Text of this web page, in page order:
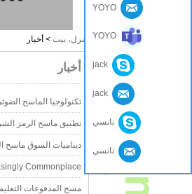
منزل، بيت > أخبار
أخبار
تكنولوجيا الماسح
تطبيق ماسح الرمز
ديناميات السوق ماسح
Commonplace
مسح المدفوعات
YOYO
YOYO
jack
نانسي
نانسي